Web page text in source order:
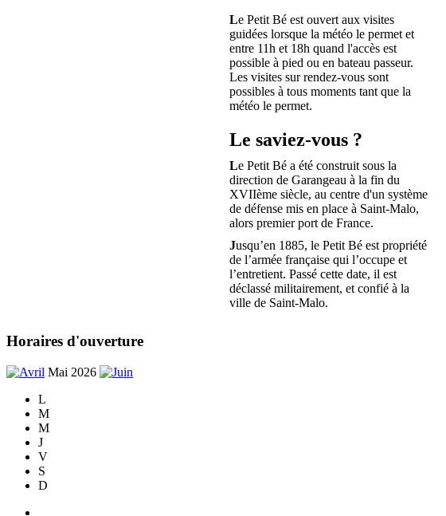
Le Petit Bé est ouvert aux visites
guidées lorsque la météo le permet et
entre 11h et 18h quand l'accès est
possible à pied ou en bateau passeur.
Les visites sur rendez-vous sont
possibles à tous moments tant que la
météo le permet.
Le saviez-vous ?
Le Petit Bé a été construit sous la
direction de Garangeau à la fin du
XVIIème siècle, au centre d'un système
de défense mis en place à Saint-Malo,
alors premier port de France.
Jusqu’en 1885, le Petit Bé est propriété
de l’armée française qui l’occupe et
l’entretient. Passé cette date, il est
déclassé militairement, et confié à la
ville de Saint-Malo.
Horaires d'ouverture
Mai 2026
L
M
M
J
V
S
D